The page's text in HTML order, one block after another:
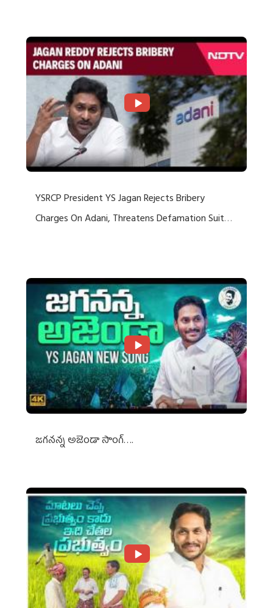
YSRCP President YS Jagan Rejects Bribery
Charges On Adani, Threatens Defamation Suit
జగనన్న అజెండా సాంగ్….